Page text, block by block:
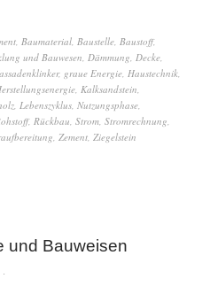
, Baumaterial, Baustelle, Baustoff,
und Bauwesen, Dämmung, Decke,
, graue Energie, Haustechnik,
, Kalksandstein,
, Lebenszyklus, Nutzungsphase,
, Rückbau, Strom, Stromrechnung,
, Zement, Ziegelstein
und Bauweisen